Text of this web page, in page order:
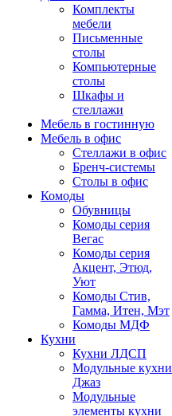
Комплекты
мебели
Письменные
столы
Компьютерные
столы
Шкафы и
стеллажи
Мебель в гостинную
Мебель в офис
Стеллажи в офис
Бренч-системы
Столы в офис
Комоды
Обувницы
Комоды серия
Вегас
Комоды серия
Акцент, Этюд,
Уют
Комоды Стив,
Гамма, Итен, Мэт
Комоды МДФ
Кухни
Кухни ЛДСП
Модульные кухни
Джаз
Модульные
элементы кухни